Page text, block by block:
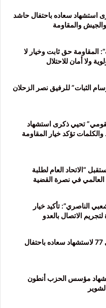
استشهاد سعاده باحتفال حاشد
والمقاومة
المقاومة حق ثابت وخيار لا
ولا أمان للاحتلال
الثبات” للرفيق نصر الزحلان
تحيي ذكرى استشهاد
تؤكد خيار المقاومة
“الاتحاد العام لطلبة
في نصرة القضية
الناصري”: تأكيد خيار
الاتصال بالعدو
منفذية عكار في القومي تحيي الذكرى 77 لاستشهاد سعاده باحتفال
مؤسس الحزب أنطون